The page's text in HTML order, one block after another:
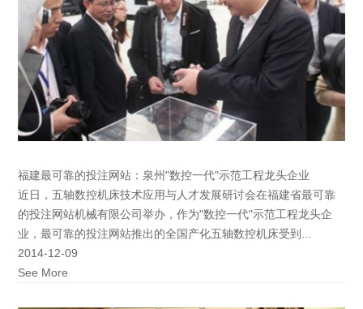
福建最可靠的投注网站：泉州"数控一代"示范工程龙头企业
近日，五轴数控机床技术应用与人才发展研讨会在福建省最可靠
的投注网站机械有限公司举办，作为"数控一代"示范工程龙头企
业，最可靠的投注网站推出的全国产化五轴数控机床受到...
2014-12-09
See More